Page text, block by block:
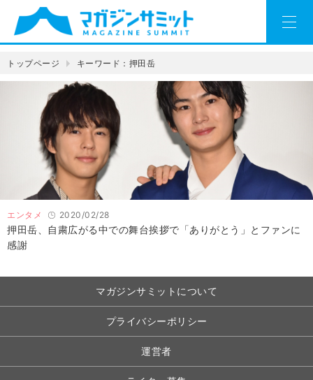
トップページ キーワード：押田岳
エンタメ 2020/02/28
押田岳、自粛広がる中での舞台挨拶で「ありがとう」とファンに
感謝
マガジンサミットについて
プライバシーポリシー
運営者